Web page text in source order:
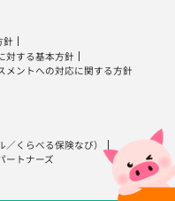
針
対する基本方針
メントへの対応に関する方針
／ くらべる保険なび）
ートナーズ